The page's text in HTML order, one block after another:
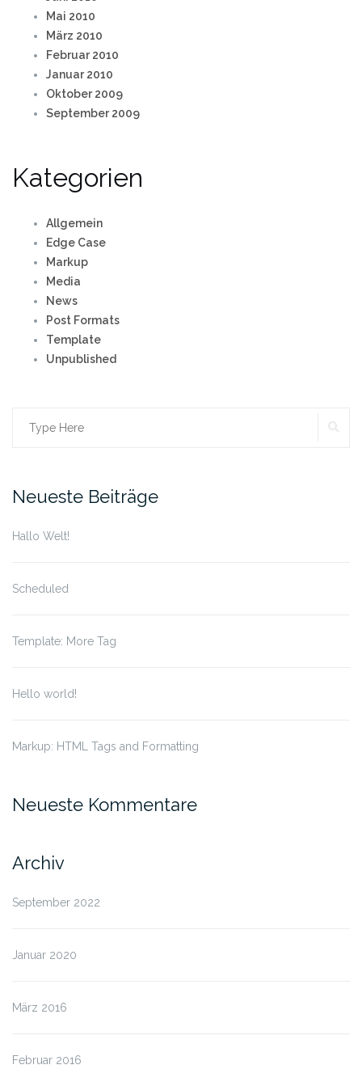
Mai 2010
März 2010
Februar 2010
Januar 2010
Oktober 2009
September 2009
Kategorien
Allgemein
Edge Case
Markup
Media
News
Post Formats
Template
Unpublished
Search
Neueste Beiträge
Hallo Welt!
Scheduled
Template: More Tag
Hello world!
Markup: HTML Tags and Formatting
Neueste Kommentare
Archiv
September 2022
Januar 2020
März 2016
Februar 2016